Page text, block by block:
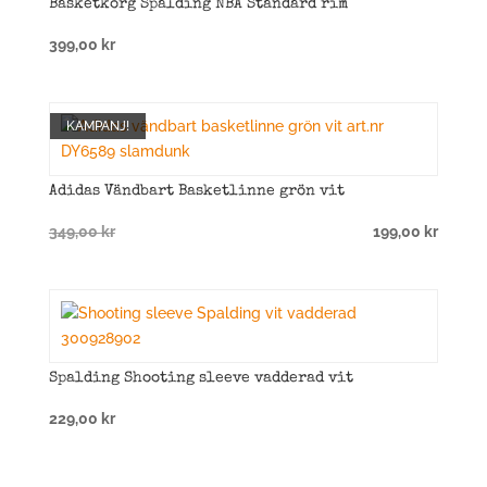
Basketkorg Spalding NBA Standard rim
399,00 kr
KAMPANJ!
Adidas Vändbart Basketlinne grön vit
349,00krDet
var:
349,00 kr.
199,00 kr
Det
är:
199,00 kr.
Spalding Shooting sleeve vadderad vit
229,00 kr